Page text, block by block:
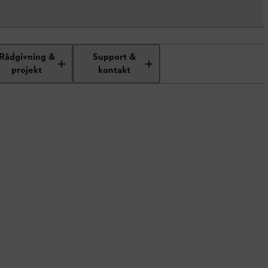
Rådgivning &
projekt
Support &
kontakt